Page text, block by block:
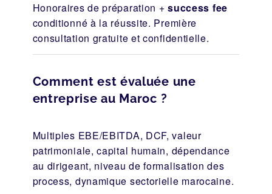
Honoraires de préparation +success fee
conditionné à la réussite. Première
consultation gratuite et confidentielle.
Comment est évaluée une
entreprise au Maroc ?
Multiples EBE/EBITDA, DCF, valeur
patrimoniale, capital humain, dépendance
au dirigeant, niveau de formalisation des
process, dynamique sectorielle marocaine.